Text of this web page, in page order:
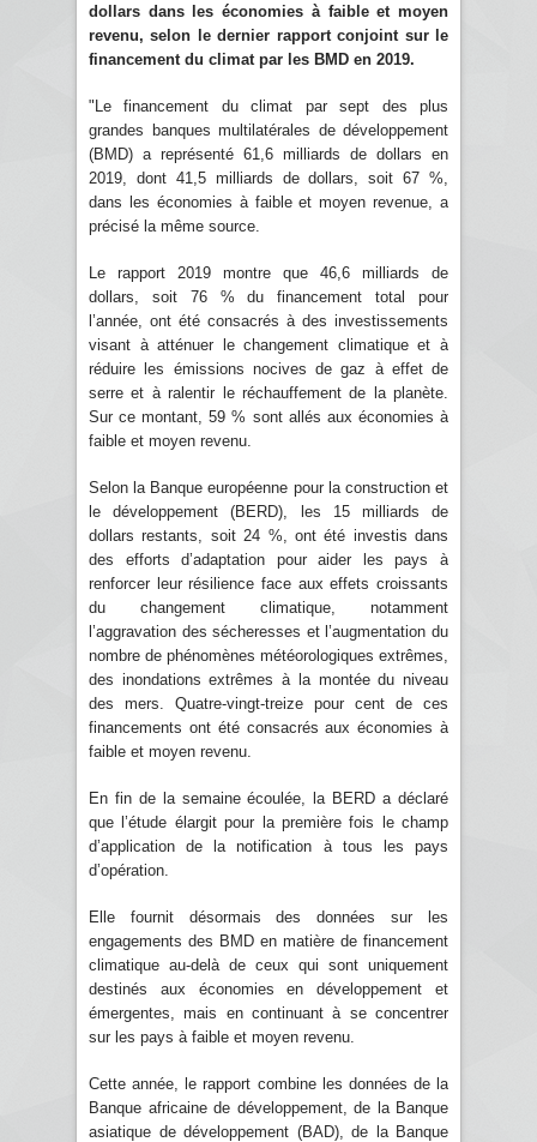
dollars dans les économies à faible et moyen
revenu, selon le dernier rapport conjoint sur le
financement du climat par les BMD en 2019.
"Le financement du climat par sept des plus
grandes banques multilatérales de développement
(BMD) a représenté 61,6 milliards de dollars en
2019, dont 41,5 milliards de dollars, soit 67 %,
dans les économies à faible et moyen revenue, a
précisé la même source.
Le rapport 2019 montre que 46,6 milliards de
dollars, soit 76 % du financement total pour
l’année, ont été consacrés à des investissements
visant à atténuer le changement climatique et à
réduire les émissions nocives de gaz à effet de
serre et à ralentir le réchauffement de la planète.
Sur ce montant, 59 % sont allés aux économies à
faible et moyen revenu.
Selon la Banque européenne pour la construction et
le développement (BERD), les 15 milliards de
dollars restants, soit 24 %, ont été investis dans
des efforts d’adaptation pour aider les pays à
renforcer leur résilience face aux effets croissants
du changement climatique, notamment
l’aggravation des sécheresses et l’augmentation du
nombre de phénomènes météorologiques extrêmes,
des inondations extrêmes à la montée du niveau
des mers. Quatre-vingt-treize pour cent de ces
financements ont été consacrés aux économies à
faible et moyen revenu.
En fin de la semaine écoulée, la BERD a déclaré
que l’étude élargit pour la première fois le champ
d’application de la notification à tous les pays
d’opération.
Elle fournit désormais des données sur les
engagements des BMD en matière de financement
climatique au-delà de ceux qui sont uniquement
destinés aux économies en développement et
émergentes, mais en continuant à se concentrer
sur les pays à faible et moyen revenu.
Cette année, le rapport combine les données de la
Banque africaine de développement, de la Banque
asiatique de développement (BAD), de la Banque